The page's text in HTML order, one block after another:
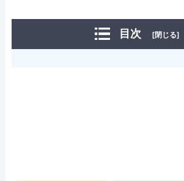
目次 [閉じる]